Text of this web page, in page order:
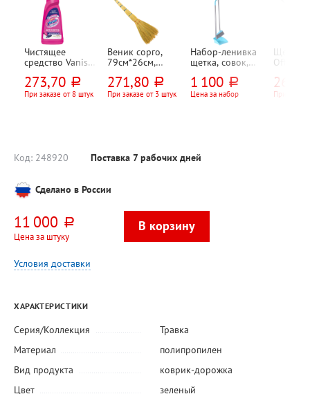
Чистящее
средство Vanish,
"3 в 1 Действие
кислорода (Oxi
273,70 руб.
При заказе от 8 штук
Веник сорго,
79см*26см,
полипропиленов
ой нитью, 3-х
271,80 руб.
При заказе от 3 штук
Набор-ленивка
щетка, совок,
"Подметать
(Sweep)", длина
1 100 руб.
Цена за набор
Щетка
длина
При
Код: 248920 Поставка 7 рабочих дней
Сделано в России
11 000 руб.
Цена за штуку
Условия доставки
ХАРАКТЕРИСТИКИ
Серия/Коллекция
Травка
Материал
полипропилен
Вид продукта
коврик-дорожка
Цвет
зеленый